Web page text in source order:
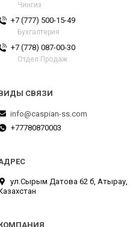
Чингиз
+7 (777) 500-15-49
Бухгалтерия
+7 (778) 087-00-30
Отдел Продаж
info@caspian-ss.com
+77780870003
ул.Сырым Датова 62 б, Атырау,